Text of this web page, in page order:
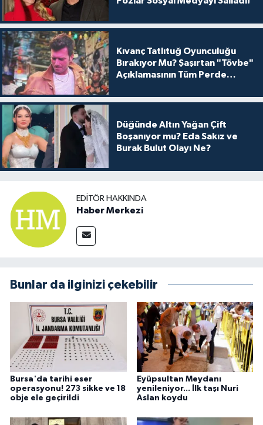
Kıvanç Tatlıtuğ Oyunculuğu
Bırakıyor Mu? Şaşırtan "Tövbe"
Açıklamasının Tüm Perde
Düğünde Altın Yağan Çift
Boşanıyor mu? Eda Sakız ve
Burak Bulut Olayı Ne?
EDITÖR HAKKINDA
Haber Merkezi
Bunlar da ilginizi çekebilir
Bursa'da tarihi eser
operasyonu! 273 sikke ve 18
obje ele geçirildi
Eyüpsultan Meydanı
yenileniyor... İlk taşı Nuri
Aslan koydu